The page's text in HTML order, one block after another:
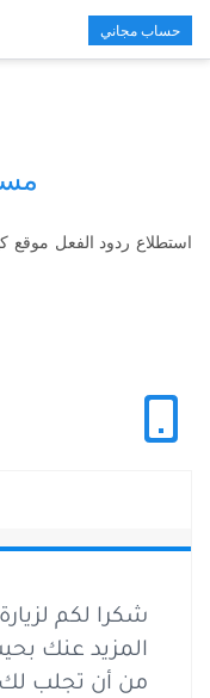
حساب مجاني
استطلاع ردود الفعل